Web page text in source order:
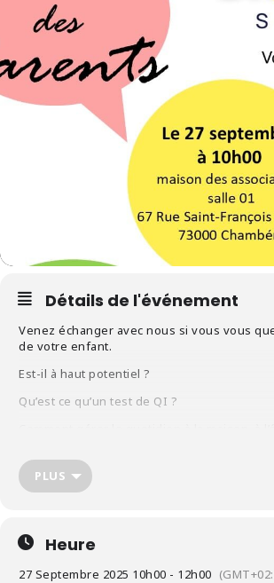
Détails de l'événement
Venez échanger avec nous si vous vous
de votre enfant.
Est-il à haut potentiel ?
Qu’est ce qu’un test de QI ?
Quelles relations entretenir avec l’Education
Ces réunions fonctionnent comme un
PLUS
Heure
27 Septembre 2025 10h00 - 12h00